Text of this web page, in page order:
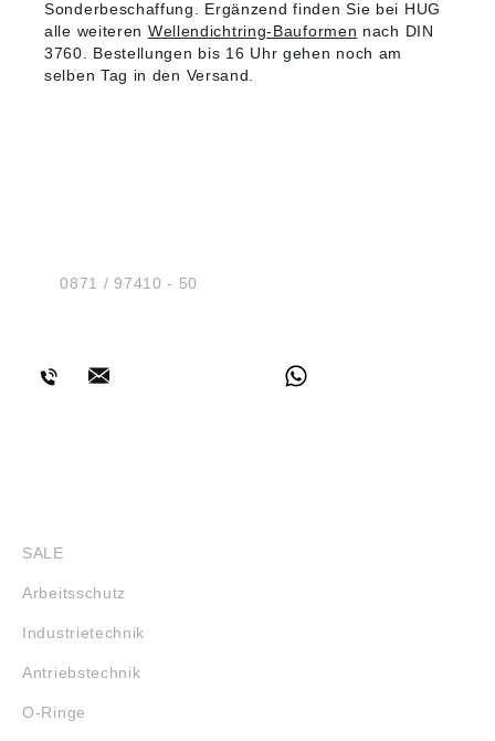
Sonderbeschaffung. Ergänzend finden Sie bei HUG
alle weiteren Wellendichtring-Bauformen nach DIN
3760. Bestellungen bis 16 Uhr gehen noch am
selben Tag in den Versand.
Tel.:0871 / 97410 - 50
SALE
Arbeitsschutz
Industrietechnik
Antriebstechnik
O-Ringe